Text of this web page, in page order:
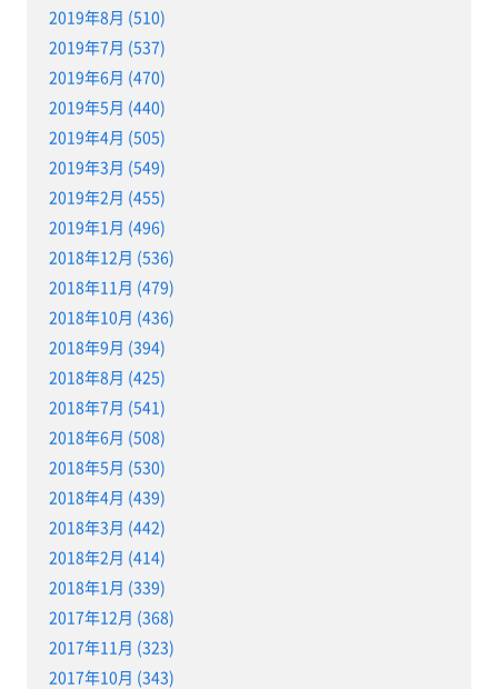
2019年8月 (510)
2019年7月 (537)
2019年6月 (470)
2019年5月 (440)
2019年4月 (505)
2019年3月 (549)
2019年2月 (455)
2019年1月 (496)
2018年12月 (536)
2018年11月 (479)
2018年10月 (436)
2018年9月 (394)
2018年8月 (425)
2018年7月 (541)
2018年6月 (508)
2018年5月 (530)
2018年4月 (439)
2018年3月 (442)
2018年2月 (414)
2018年1月 (339)
2017年12月 (368)
2017年11月 (323)
2017年10月 (343)